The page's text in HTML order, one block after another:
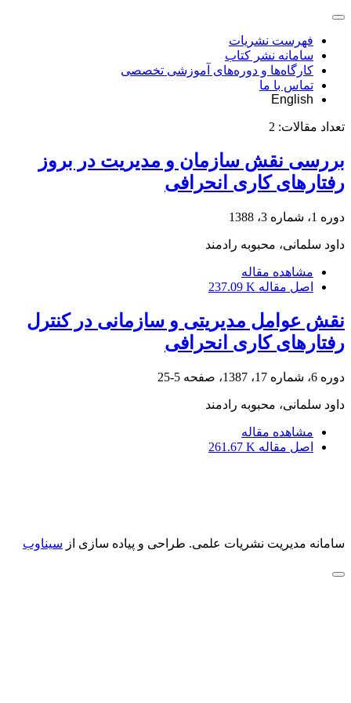
فهرست نشریات
سامانه نشر کتاب
کارگاه‌ها و دوره‌های آموزشی تخصصی
تماس با ما
English
تعداد مقالات: 2
بررسی نقش سازمان و مدیریت در بروز
رفتارهای کاری انحرافی
دوره 1، شماره 3، 1388
داود سلمانی، محبوبه رادمند
مشاهده مقاله
اصل مقاله 237.09 K
نقش عوامل مدیریتی و سازمانی در کنترل
رفتارهای کاری انحرافی
دوره 6، شماره 17، 1387، صفحه 5-25
داود سلمانی، محبوبه رادمند
مشاهده مقاله
اصل مقاله 261.67 K
سامانه مدیریت نشریات علمی. طراحی و پیاده سازی از سیناوب